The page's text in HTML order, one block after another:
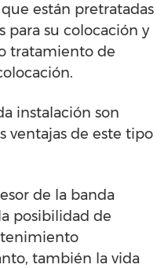
están pretratadas
para su colocación y
tratamiento de
instalación son
ventajas de este tipo
de la banda
posibilidad de
también la vida